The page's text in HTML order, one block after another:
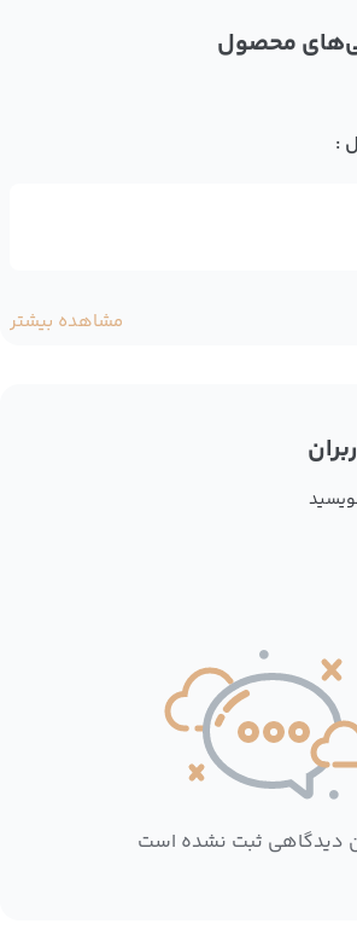
محصول
:
مشاهده بیشتر
دیدگاهی ثبت نشده است